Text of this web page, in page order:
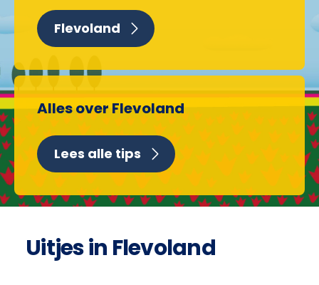
Flevoland
Alles over Flevoland
Lees alle tips
Uitjes in Flevoland